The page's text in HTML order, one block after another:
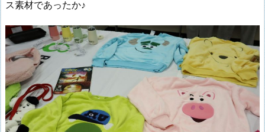
ス素材であったか♪